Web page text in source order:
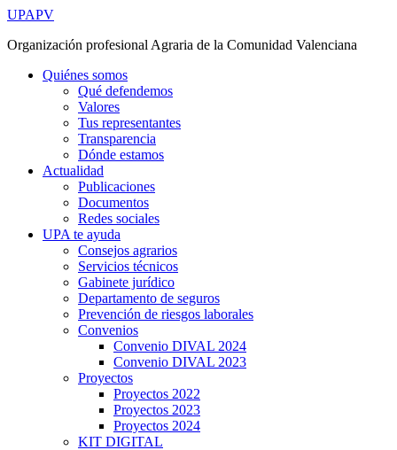
Ir
contenido
UPAPV
Organización profesional Agraria de la Comunidad Valenciana
Quiénes somos
Qué defendemos
Valores
Tus representantes
Transparencia
Dónde estamos
Actualidad
Publicaciones
Documentos
Redes sociales
UPA te ayuda
Consejos agrarios
Servicios técnicos
Gabinete jurídico
Departamento de seguros
Prevención de riesgos laborales
Convenios
Convenio DIVAL 2024
Convenio DIVAL 2023
Proyectos
Proyectos 2022
Proyectos 2023
Proyectos 2024
KIT DIGITAL